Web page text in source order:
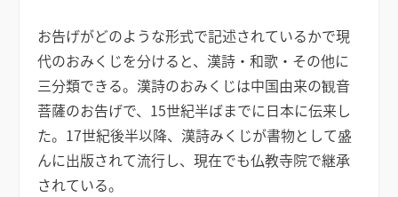
お告げがどのような形式で記述されているかで現
代のおみくじを分けると、漢詩・和歌・その他に
三分類できる。漢詩のおみくじは中国由来の観音
菩薩のお告げで、15世紀半ばまでに日本に伝来し
た。17世紀後半以降、漢詩みくじが書物として盛
んに出版されて流行し、現在でも仏教寺院で継承
されている。